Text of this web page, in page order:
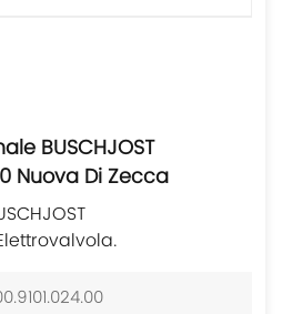
BUSCHJOST
Nuova Di Zecca